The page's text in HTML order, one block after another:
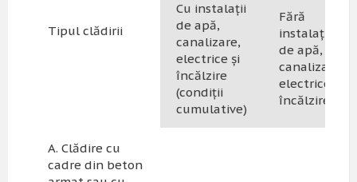
Tipul clădirii
Cu instalații
de apă,
canalizare,
electrice și
încălzire
(condiții
cumulative)
Fără
instalații
de apă,
canalizare,
electrice și
încălzire
A. Clădire cu
cadre din beton